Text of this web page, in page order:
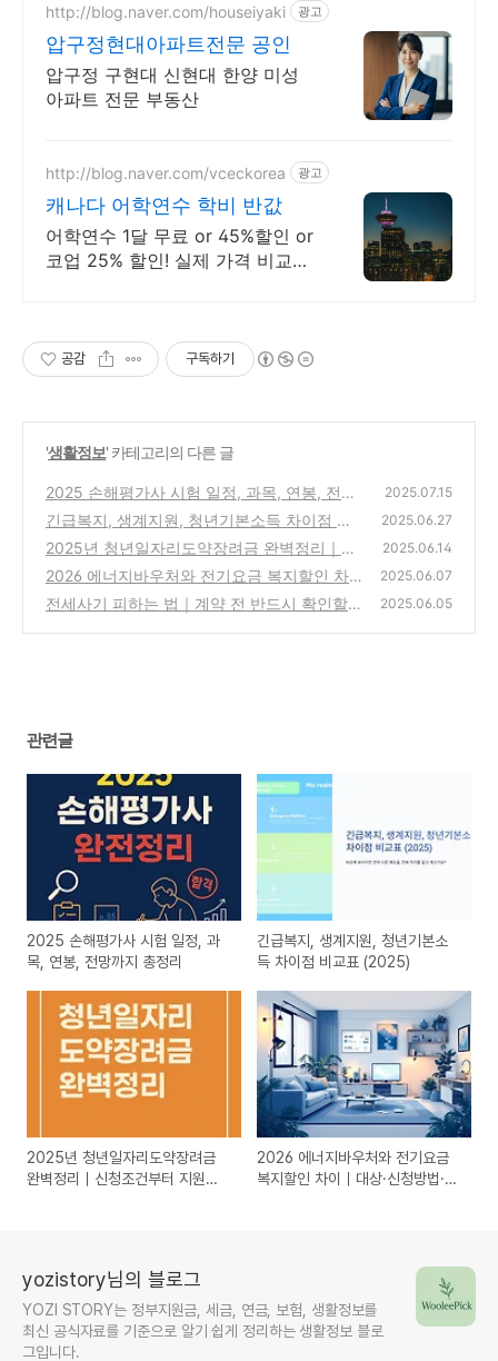
http://blog.naver.com/houseiyaki 광고
압구정현대아파트전문 공인
압구정 구현대 신현대 한양 미성
아파트 전문 부동산
http://blog.naver.com/vceckorea 광고
캐나다 어학연수 학비 반값
어학연수 1달 무료 or 45%할인 or
코업 25% 할인! 실제 가격 비교하
공감 구독하기
'생활정보' 카테고리의 다른 글
2025 손해평가사 시험 일정, 과목, 연봉, 전망
까지 총정리
(0)
2025.07.15
긴급복지, 생계지원, 청년기본소득 차이점 비
교표 (2025)
(0)
2025.06.27
2025년 청년일자리도약장려금 완벽정리｜신
청조건부터 지원금액까지
(0)
2025.06.14
2026 에너지바우처와 전기요금 복지할인 차
이｜대상·신청방법·중복 적용 확인
(0)
2025.06.07
전세사기 피하는 법｜계약 전 반드시 확인할 1
2025.06.05
관련글
2025 손해평가사 시험 일정, 과
목, 연봉, 전망까지 총정리
긴급복지, 생계지원, 청년기본소
득 차이점 비교표 (2025)
2025년 청년일자리도약장려금
완벽정리｜신청조건부터 지원금
2026 에너지바우처와 전기요금
복지할인 차이｜대상·신청방법·중
yozistory님의 블로그
YOZI STORY는 정부지원금, 세금, 연금, 보험, 생활정보를
최신 공식자료를 기준으로 알기 쉽게 정리하는 생활정보 블로
그입니다.